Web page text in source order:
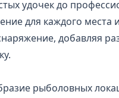
удочек до
для каждого места
добавляя
рыболовных